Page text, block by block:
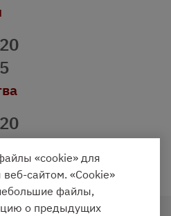
«cookie» для
сайтом. «Cookie»
файлы,
о предыдущих